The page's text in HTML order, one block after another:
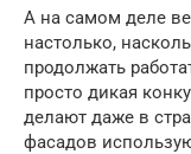
А на самом деле
настолько,
продолжать
просто дикая
делают даже в
фасадов